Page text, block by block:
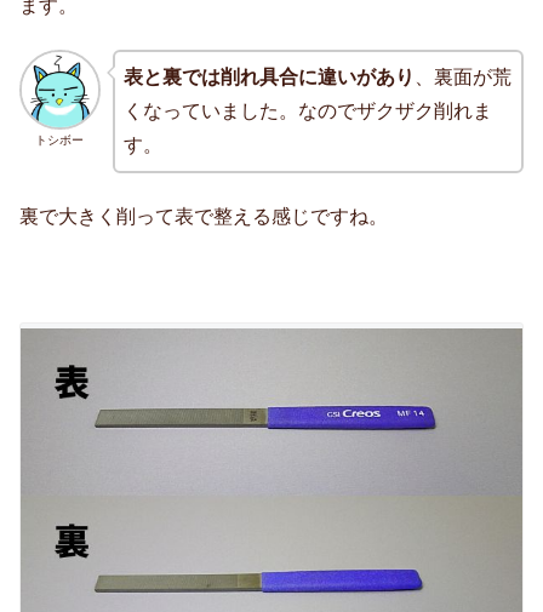
ます。
トシボー
表と裏では削れ具合に違いがあり
、裏面が荒
くなっていました。なのでザクザク削れま
す。
裏で大きく削って表で整える感じですね。